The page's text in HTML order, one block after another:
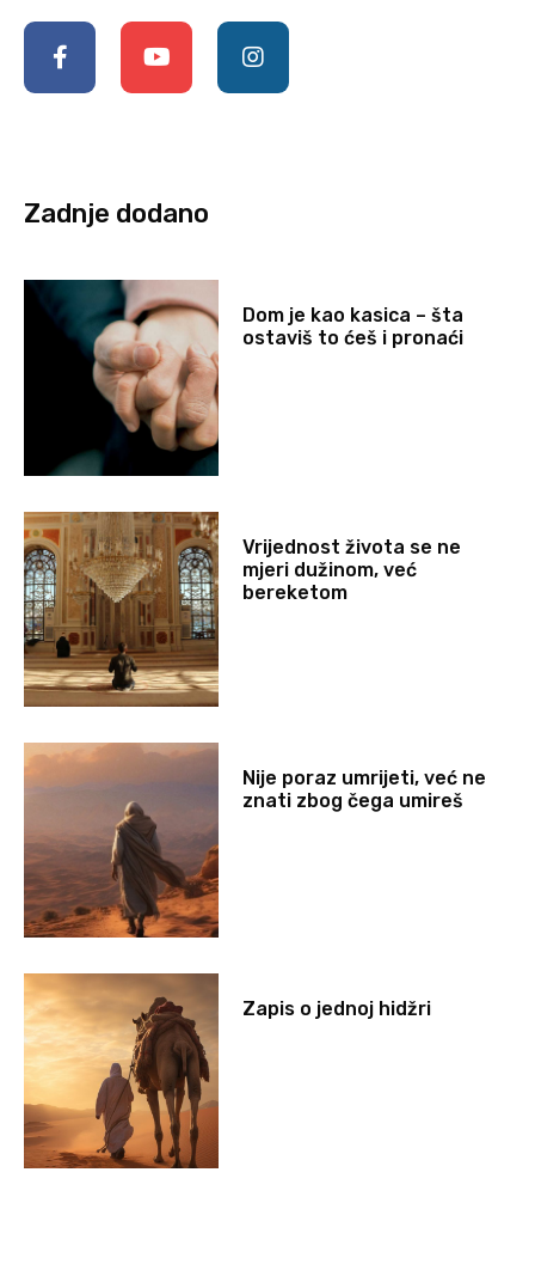
Zadnje dodano
Dom je kao kasica – šta
ostaviš to ćeš i pronaći
Vrijednost života se ne
mjeri dužinom, već
bereketom
Nije poraz umrijeti, već ne
znati zbog čega umireš
Zapis o jednoj hidžri